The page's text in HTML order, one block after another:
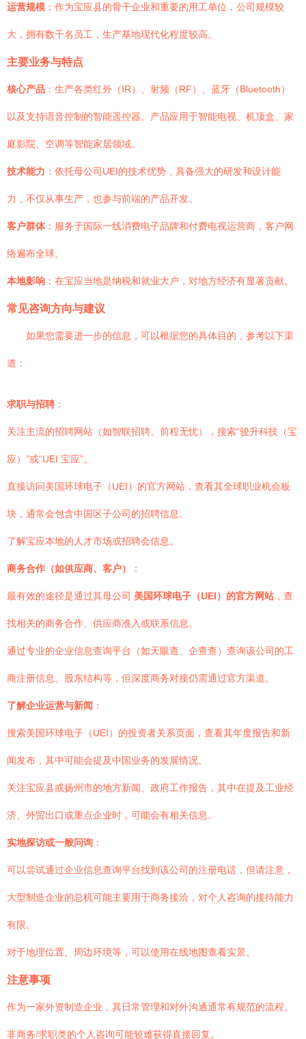
运营规模 ：作为宝应县的骨干企业和重要的用工单位，公司规模较
大，拥有数千名员工，生产基地现代化程度较高。
主要业务与特点
核心产品 ：生产各类红外（IR）、射频（RF）、蓝牙（Bluetooth）
以及支持语音控制的智能遥控器。产品应用于智能电视、机顶盒、家
庭影院、空调等智能家居领域。
技术能力 ：依托母公司UEI的技术优势，具备强大的研发和设计能
力，不仅从事生产，也参与前端的产品开发。
客户群体：服务于国际一线消费电子品牌和付费电视运营商，客户网
络遍布全球。
本地影响 ：在宝应当地是纳税和就业大户，对地方经济有显著贡献。
常见咨询方向与建议
如果您需要进一步的信息，可以根据您的具体目的，参考以下渠
道：
求职与招聘 ：
关注主流的招聘网站（如智联招聘、前程无忧），搜索“骏升科技（宝
应）”或“UEI 宝应”。
直接访问美国环球电子（UEI）的官方网站，查看其全球职业机会板
块，通常会包含中国区子公司的招聘信息。
了解宝应本地的人才市场或招聘会信息。
商务合作（如供应商、客户） ：
最有效的途径是通过其母公司 美国环球电子（UEI）的官方网站 ，查
找相关的商务合作、供应商准入或联系信息。
通过专业的企业信息查询平台（如天眼查、企查查）查询该公司的工
商注册信息、股东结构等，但深度商务对接仍需通过官方渠道。
了解企业运营与新闻 ：
搜索美国环球电子（UEI）的投资者关系页面，查看其年度报告和新
闻发布，其中可能会提及中国业务的发展情况。
关注宝应县或扬州市的地方新闻、政府工作报告，其中在提及工业经
济、外贸出口或重点企业时，可能会有相关信息。
实地探访或一般问询 ：
可以尝试通过企业信息查询平台找到该公司的注册电话，但请注意，
大型制造企业的总机可能主要用于商务接洽，对个人咨询的接待能力
有限。
对于地理位置、周边环境等，可以使用在线地图查看实景。
注意事项
作为一家外资制造企业，其日常管理和对外沟通通常有规范的流程。
非商务/求职类的个人咨询可能较难获得直接回复。